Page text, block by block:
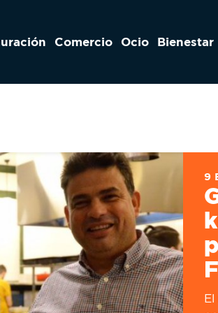
Comercio Ocio Bienestar
9